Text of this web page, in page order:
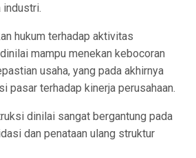
industri.
hukum terhadap aktivitas
mampu menekan kebocoran
usaha, yang pada akhirnya
pasar terhadap kinerja perusahaan.
dinilai sangat bergantung pada
dan penataan ulang struktur